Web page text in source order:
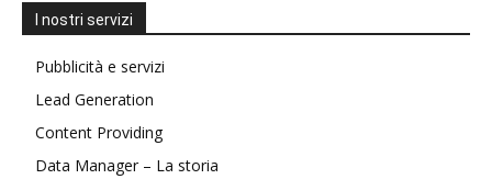
I nostri servizi
Pubblicità e servizi
Lead Generation
Content Providing
Data Manager – La storia